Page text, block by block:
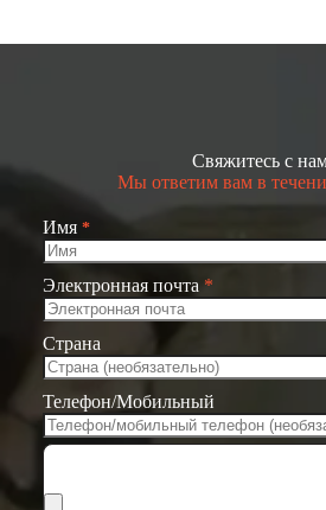
Свяжитесь с
Мы ответим вам в
Имя *
Электронная почта *
Страна
Телефон/Мобильный